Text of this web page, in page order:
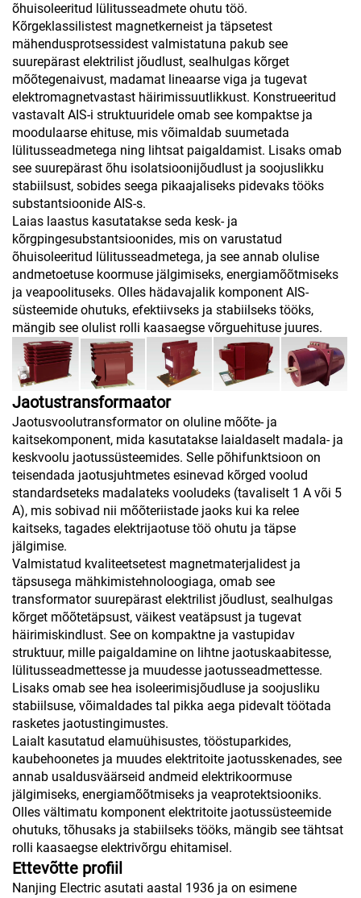
õhuisoleeritud lülitusseadmete ohutu töö.
Kõrgeklassilistest magnetkerneist ja täpsetest
mähendusprotsessidest valmistatuna pakub see
suurepärast elektrilist jõudlust, sealhulgas kõrget
mõõtegenaivust, madamat lineaarse viga ja tugevat
elektromagnetvastast häirimissuutlikkust. Konstrueeritud
vastavalt AIS-i struktuuridele omab see kompaktse ja
moodulaarse ehituse, mis võimaldab suumetada
lülitusseadmetega ning lihtsat paigaldamist. Lisaks omab
see suurepärast õhu isolatsioonijõudlust ja soojuslikku
stabiilsust, sobides seega pikaajaliseks pidevaks tööks
substantsioonide AIS-s.
Laias laastus kasutatakse seda kesk- ja
kõrgpingesubstantsioonides, mis on varustatud
õhuisoleeritud lülitusseadmetega, ja see annab olulise
andmetoetuse koormuse jälgimiseks, energiamõõtmiseks
ja veapoolituseks. Olles hädavajalik komponent AIS-
süsteemide ohutuks, efektiivseks ja stabiilseks tööks,
mängib see olulist rolli kaasaegse võrguehituse juures.
Jaotustransformaator
Jaotusvoolutransformator on oluline mõõte- ja
kaitsekomponent, mida kasutatakse laialdaselt madala- ja
keskvoolu jaotussüsteemides. Selle põhifunktsioon on
teisendada jaotusjuhtmetes esinevad kõrged voolud
standardseteks madalateks vooludeks (tavaliselt 1 A või 5
A), mis sobivad nii mõõteriistade jaoks kui ka relee
kaitseks, tagades elektrijaotuse töö ohutu ja täpse
jälgimise.
Valmistatud kvaliteetsetest magnetmaterjalidest ja
täpsusega mähkimistehnoloogiaga, omab see
transformator suurepärast elektrilist jõudlust, sealhulgas
kõrget mõõtetäpsust, väikest veatäpsust ja tugevat
häirimiskindlust. See on kompaktne ja vastupidav
struktuur, mille paigaldamine on lihtne jaotuskaabitesse,
lülitusseadmettesse ja muudesse jaotusseadmettesse.
Lisaks omab see hea isoleerimisjõudluse ja soojusliku
stabiilsuse, võimaldades tal pikka aega pidevalt töötada
rasketes jaotustingimustes.
Laialt kasutatud elamuühisustes, tööstuparkides,
kaubehoonetes ja muudes elektritoite jaotusskenades, see
annab usaldusväärseid andmeid elektrikoormuse
jälgimiseks, energiamõõtmiseks ja veaprotektsiooniks.
Olles vältimatu komponent elektritoite jaotussüsteemide
ohutuks, tõhusaks ja stabiilseks tööks, mängib see tähtsat
rolli kaasaegse elektrivõrgu ehitamisel.
Ettevõtte profiil
Nanjing Electric asutati aastal 1936 ja on esimene